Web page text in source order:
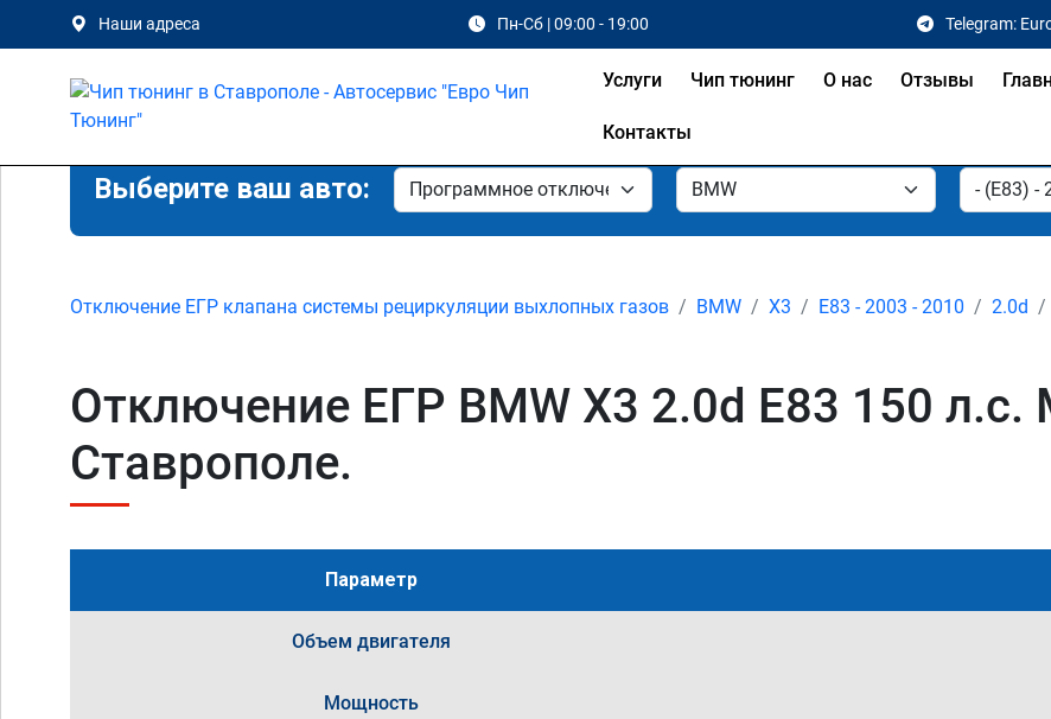
Наши адреса Пн-Сб | 09:00 - 19:00 Telegram:
Услуги Чип тюнинг О нас Отзывы
Контакты
Выберите ваш авто:
Отключение ЕГР клапана системы рециркуляции выхлопных газов BMW X3 E83 - 2003 - 2010 2.0d
Отключение ЕГР BMW X3 2.0d E83 150 л.с.
Ставрополе.
Параметр
Объем двигателя
Мощность